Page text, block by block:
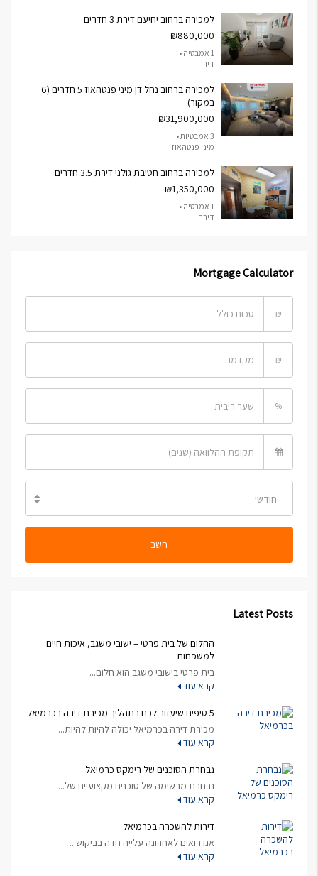
למכירה ברחוב יחיעם דירת 3 חדרים
₪880,000
1 אמבטיה •
דירה
למכירה ברחוב נחל דן מיני פנטהאוז 5 חדרים (6
במקור)
₪31,900,000
3 אמבטיות •
מיני פנטהאוז
למכירה ברחוב חטיבת גולני דירת 3.5 חדרים
₪1,350,000
1 אמבטיה •
דירה
Mortgage Calculator
₪
₪
%
חודשי
חשב
Latest Posts
החלום של בית פרטי – ישובי משגב, איכות חיים
למשפחות
בית פרטי בישובי משגב הוא חלום...
קרא עוד
5 טיפים שיעזור לכם בתהליך מכירת דירה בכרמיאל
מכירת דירה בכרמיאל יכולה להיות להיות...
קרא עוד
נבחרת הסוכנים של רימקס כרמיאל
נבחרת מרשימה של סוכנים מקצועיים של...
קרא עוד
דירות להשכרה בכרמיאל
אנו רואים לאחרונה עלייה חדה בביקוש...
קרא עוד